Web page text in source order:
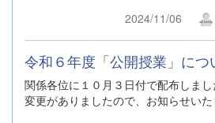
2024/11/06
令和６年度「公開授業」につ
関係各位に１０月３日付で配布しま
変更がありましたので、お知らせいた